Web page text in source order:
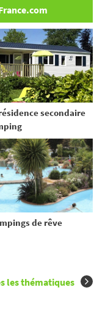
secondaire
de rêve
les thématiques